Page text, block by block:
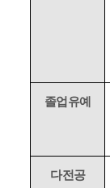
졸업유예
다전공